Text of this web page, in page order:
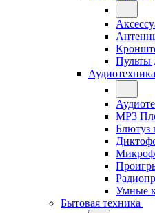
Пульты
Аудиотехника
MP3
Блютуз
Умные
Бытовая техника